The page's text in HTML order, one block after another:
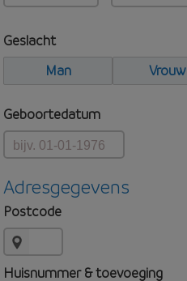
Geslacht
Man
Vrouw
Geboortedatum
Adresgegevens
Postcode
Huisnummer & toevoeging